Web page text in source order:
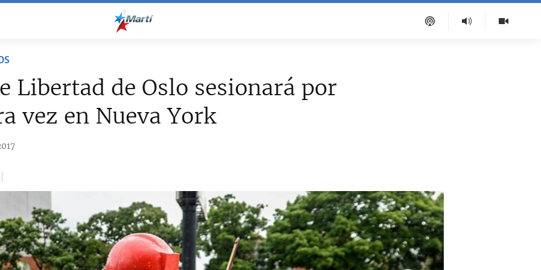
Libertad de Oslo sesionará por
vez en Nueva York